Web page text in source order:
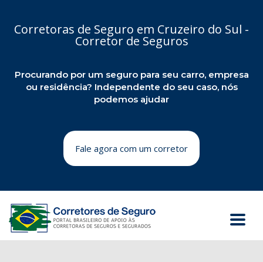
Corretoras de Seguro em Cruzeiro do Sul -
Corretor de Seguros
Procurando por um seguro para seu carro, empresa
ou residência? Independente do seu caso, nós
podemos ajudar
Fale agora com um corretor